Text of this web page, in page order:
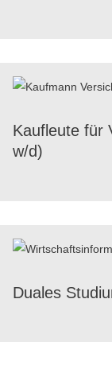
Kauf­leute für
w/​d)
Duales